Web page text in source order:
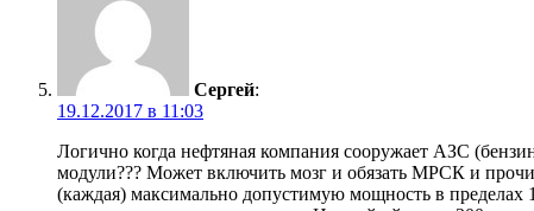
Сергей:
19.12.2017 в 11:03
Логично когда нефтяная компания сооружает АЗС
модули??? Может включить мозг и обязать МРСК и
(каждая) максимально допустимую мощность в